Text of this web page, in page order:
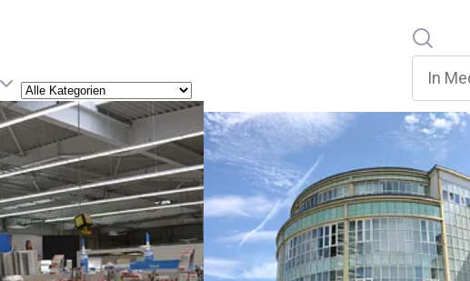
Kategorie
Suche
In